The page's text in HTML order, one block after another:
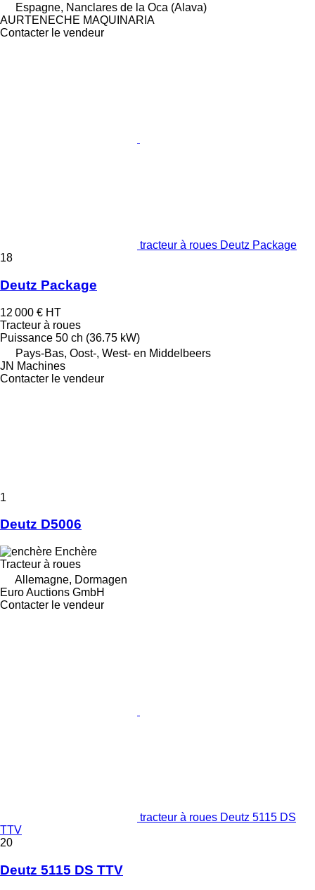
Espagne, Nanclares de la Oca (Alava)
AURTENECHE MAQUINARIA
Contacter le vendeur
tracteur à roues Deutz Package
18
Deutz Package
12 000 € HT
Tracteur à roues
Puissance 50 ch (36.75 kW)
Pays-Bas, Oost-, West- en Middelbeers
JN Machines
Contacter le vendeur
1
Deutz D5006
Enchère
Tracteur à roues
Allemagne, Dormagen
Euro Auctions GmbH
Contacter le vendeur
tracteur à roues Deutz 5115 DS
TTV
20
Deutz 5115 DS TTV